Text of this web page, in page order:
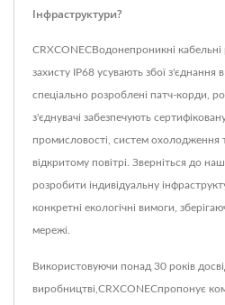
Інфраструктури?
CRXCONECВодонепроникні кабельні
захисту IP68 усувають збої з'єднання
спеціально розроблені патч-корди,
з'єднувачі забезпечують
промисловості, систем охолодження
відкритому повітрі. Зверніться до
розробити індивідуальну
конкретні екологічні вимоги,
мережі.
Використовуючи понад 30 років
виробництві,CRXCONECпропонує